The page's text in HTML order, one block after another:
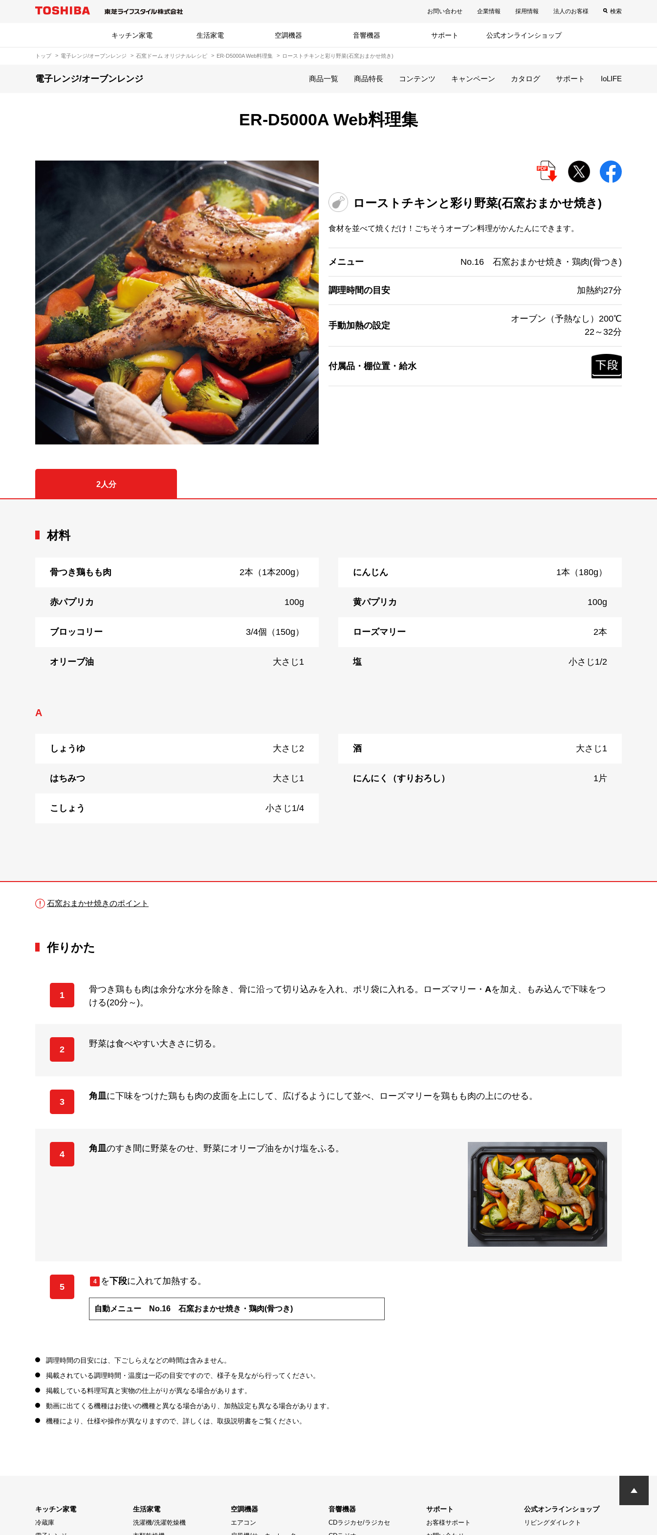
お問い合わせ 企業情報 採用情報 法人のお客様 検索
キッチン家電 生活家電 空調機器 音響機器 サポート 公式オンラインショップ
トップ 電子レンジ/オーブンレンジ 石窯ドーム オリジナルレシピ ER-D5000A Web料理集 ローストチキンと彩り野菜(石窯おまかせ焼き)
電子レンジ/オーブンレンジ 商品一覧 商品特長 コンテンツ キャンペーン カタログ サポート IoLIFE
ER-D5000A Web料理集
ローストチキンと彩り野菜(石窯おまかせ焼き)
食材を並べて焼くだけ！ごちそうオーブン料理がかんたんにできます。
メニュー No.16 石窯おまかせ焼き・鶏肉(骨つき)
調理時間の目安 加熱約27分
手動加熱の設定
オーブン（予熱なし）200℃
22～32分
付属品・棚位置・給水
2人分
材料
骨つき鶏もも肉 2本（1本200g） にんじん 1本（180g）
赤パプリカ 100g 黄パプリカ 100g
ブロッコリー 3/4個（150g） ローズマリー 2本
オリーブ油 大さじ1 塩 小さじ1/2
A
しょうゆ 大さじ2 酒 大さじ1
はちみつ 大さじ1 にんにく（すりおろし） 1片
こしょう 小さじ1/4
石窯おまかせ焼きのポイント
作りかた
1
骨つき鶏もも肉は余分な水分を除き、骨に沿って切り込みを入れ、ポリ袋に入れる。ローズマリー・ Aを加え、もみ込んで下味をつ
ける(20分～)。
2
野菜は食べやすい大きさに切る。
3
角皿に下味をつけた鶏もも肉の皮面を上にして、広げるようにして並べ、ローズマリーを鶏もも肉の上にのせる。
4
角皿のすき間に野菜をのせ、野菜にオリーブ油をかけ塩をふる。
5
4 を下段に入れて加熱する。
自動メニュー No.16 石窯おまかせ焼き・鶏肉(骨つき)
調理時間の目安には、下ごしらえなどの時間は含みません。
掲載されている調理時間・温度は一応の目安ですので、様子を見ながら行ってください。
掲載している料理写真と実物の仕上がりが異なる場合があります。
動画に出てくる機種はお使いの機種と異なる場合があり、加熱設定も異なる場合があります。
機種により、仕様や操作が異なりますので、詳しくは、取扱説明書をご覧ください。
キッチン家電
冷蔵庫
生活家電
洗濯機/洗濯乾燥機
空調機器
エアコン
音響機器
CDラジカセ/ラジカセ
サポート
お客様サポート
公式オンラインショップ
リビングダイレクト